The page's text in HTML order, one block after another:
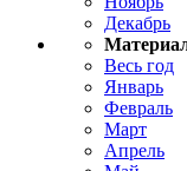
Декабрь
Весь год
Январь
Февраль
Март
Апрель